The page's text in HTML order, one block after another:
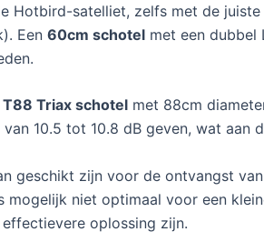
Hotbird-satelliet, zelfs met de
Een 60cm schotel met een dubbel
T88 Triax schotel met 88cm
10.5 tot 10.8 dB geven, wat
geschikt zijn voor de ontvangst
niet optimaal voor een
oplossing zijn.